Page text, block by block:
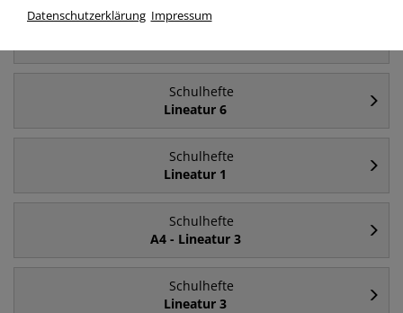
Schulhefte
Schulhefte
Lineatur 6
Schulhefte
Lineatur 1
Schulhefte
A4 - Lineatur 3
Schulhefte
Lineatur 3
Datenschutzerklärung Impressum